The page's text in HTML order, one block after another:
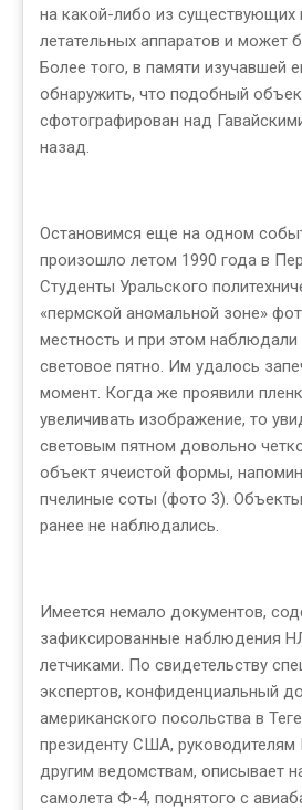
на какой-либо из существующих
летательных аппаратов и может
Более того, в памяти изучавшей
обнаружить, что подобный
сфотографирован над
назад.
Остановимся еще на одном
произошло летом 1990 года в
Студенты Уральского
«пермской аномальной зоне»
местность и при этом наблюдали
световое пятно. Им удалось
момент. Когда же проявили
увеличивать изображение, то
световым пятном довольно
объект ячеистой формы,
пчелиные соты (фото 3).
ранее не наблюдались.
Имеется немало документов,
зафиксированные наблюдения
летчиками. По свидетельству
экспертов, конфиденциальный
американского посольства в
президенту США,
другим ведомствам, описывает
самолета Ф-4, поднятого с